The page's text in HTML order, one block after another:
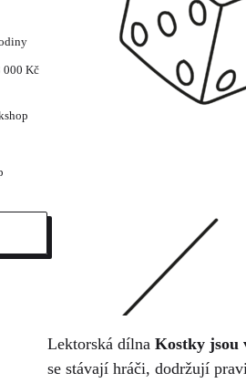
Lektorská dílna Kostky jsou
se stávají hráči, dodržují
000 Kč